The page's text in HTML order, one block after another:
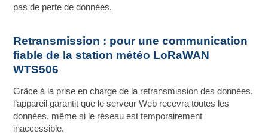
pas de perte de données.
Retransmission : pour une communication
fiable de la station météo LoRaWAN
WTS506
Grâce à la prise en charge de la retransmission des données,
l’appareil garantit que le serveur Web recevra toutes les
données, même si le réseau est temporairement
inaccessible.